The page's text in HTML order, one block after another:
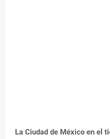
La Ciudad de México en el